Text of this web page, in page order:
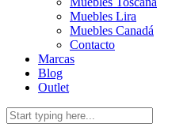
Muebles Lira
Muebles Canadá
Contacto
Marcas
Blog
Outlet